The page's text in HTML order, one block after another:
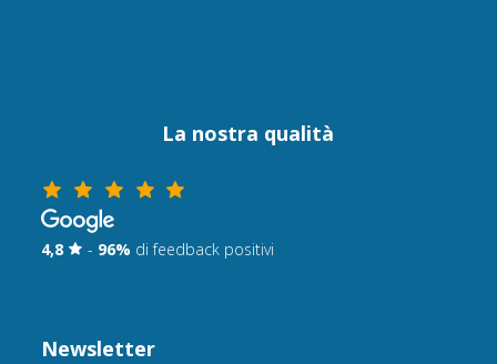
La nostra qualità
4,8 - 96% di feedback positivi
Newsletter